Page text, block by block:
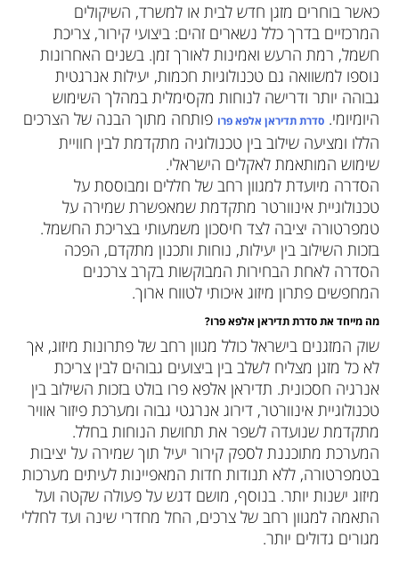
כאשר בוחרים מזגן חדש לבית או למשרד, השיקולים
המרכזיים בדרך כלל נשארים זהים: ביצועי קירור, צריכת
חשמל, רמת הרעש ואמינות לאורך זמן. בשנים האחרונות
נוספו למשוואה גם טכנולוגיות חכמות, יעילות אנרגטית
גבוהה יותר ודרישה לנוחות מקסימלית במהלך השימוש
היומיומי.סדרת תדיראן אלפא פרו פותחה מתוך הבנה של הצרכים
הללו ומציעה שילוב בין טכנולוגיה מתקדמת לבין חוויית
שימוש המותאמת לאקלים הישראלי.
הסדרה מיועדת למגוון רחב של חללים ומבוססת על
טכנולוגיית אינוורטר מתקדמת שמאפשרת שמירה על
טמפרטורה יציבה לצד חיסכון משמעותי בצריכת החשמל.
בזכות השילוב בין יעילות, נוחות ותכנון מתקדם, הפכה
הסדרה לאחת הבחירות המבוקשות בקרב צרכנים
המחפשים פתרון מיזוג איכותי לטווח ארוך.
מה מייחד את סדרת תדיראן אלפא פרו?
שוק המזגנים בישראל כולל מגוון רחב של פתרונות מיזוג, אך
לא כל מזגן מצליח לשלב בין ביצועים גבוהים לבין צריכת
אנרגיה חסכונית. תדיראן אלפא פרו בולט בזכות השילוב בין
טכנולוגיית אינוורטר, דירוג אנרגטי גבוה ומערכת פיזור אוויר
מתקדמת שנועדה לשפר את תחושת הנוחות בחלל.
המערכת מתוכננת לספק קירור יעיל תוך שמירה על יציבות
בטמפרטורה, ללא תנודות חדות המאפיינות לעיתים מערכות
מיזוג ישנות יותר. בנוסף, מושם דגש על פעולה שקטה ועל
התאמה למגוון רחב של צרכים, החל מחדרי שינה ועד לחללי
מגורים גדולים יותר.